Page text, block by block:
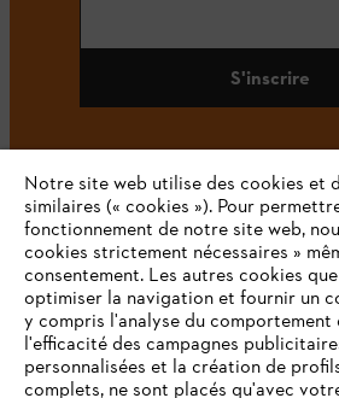
S'inscrire
Notre site web utilise des cookies et
similaires (« cookies »). Pour
fonctionnement de notre site web,
cookies strictement nécessaires »
consentement. Les autres cookies
optimiser la navigation et fournir un
y compris l'analyse du
l'efficacité des campagnes
personnalisées et la création de
complets, ne sont placés qu'avec